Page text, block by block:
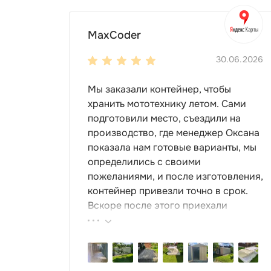
Любой цвет по каталогу RAL — хозблок
эскизу: логотип, надписи, граффити,
Как купить
Выберите размер (Mini или Max) и тип
дня. Привозим в разобранном виде,
Доставкапо
Выполняем доставку в разобранном виде
услуги. Оставьте заявку онлайн
Компания Скогги предлагает большой
MaxCoder
30.06.2026
Мы заказали контейнер, чтобы
хранить мототехнику летом. Сами
подготовили место, съездили на
производство, где менеджер Оксана
показала нам готовые варианты, мы
определились с своими
пожеланиями, и после изготовления,
контейнер привезли точно в срок.
Вскоре после этого приехали
ребята-сборщики, быстро, за пару
очень понравился, поэтому всем
советуем эту фирму.